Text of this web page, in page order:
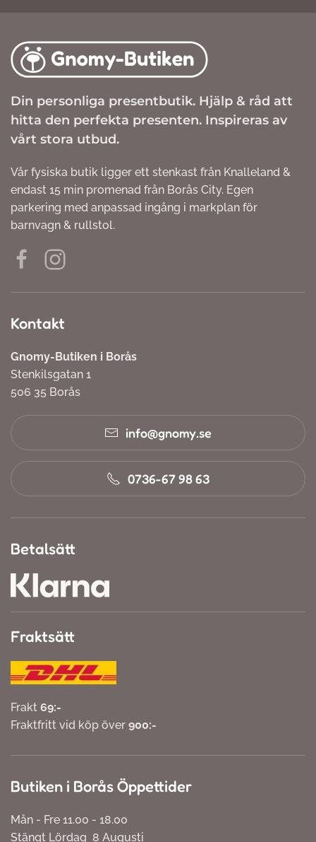
Din personliga presentbutik. Hjälp & råd att
hitta den perfekta presenten. Inspireras av
vårt stora utbud.
Vår fysiska butik ligger ett stenkast från Knalleland &
endast 15 min promenad från Borås City. Egen
parkering med anpassad ingång i markplan för
barnvagn & rullstol.
Kontakt
Gnomy-Butiken i Borås
Stenkilsgatan 1
506 35 Borås
info@gnomy.se
0736-67 98 63
Betalsätt
Fraktsätt
Frakt 69:-
Fraktfritt vid köp över 900:-
Butiken i Borås Öppettider
Mån - Fre 11.00 - 18.00
Stängt Lördag 8 Augusti